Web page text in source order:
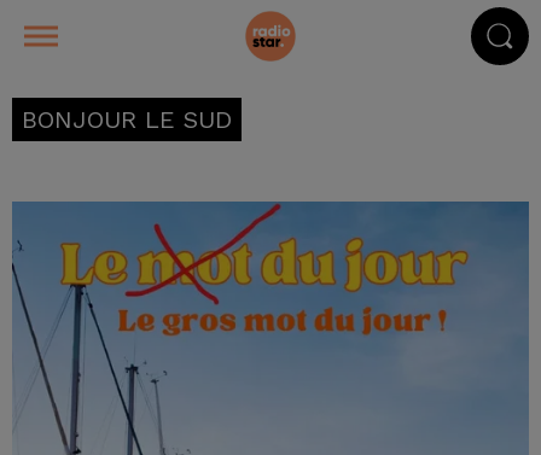
BONJOUR LE SUD